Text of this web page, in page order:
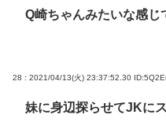
Q崎ちゃんみたいな感じ
28 : 2021/04/13(火) 23:37:52.30
妹に身辺探らせてJKに